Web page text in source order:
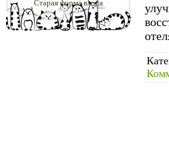
Старая форма входа